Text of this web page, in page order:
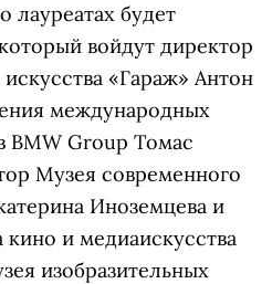
лауреатах будет
войдут директор
«Гараж» Антон
международных
BMW Group Томас
Музея современного
Иноземцева и
кино и медиаискусства
изобразительных